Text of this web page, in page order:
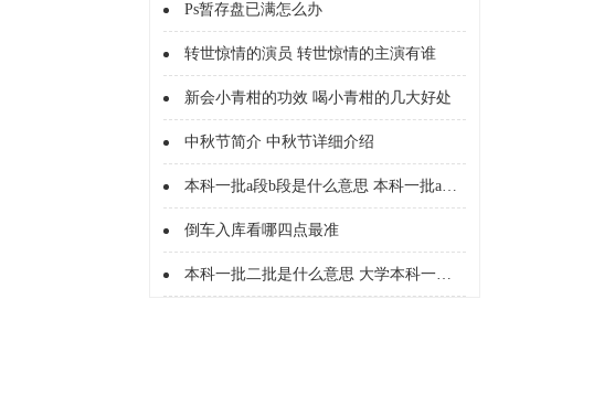
Ps暂存盘已满怎么办
转世惊情的演员 转世惊情的主演有谁
新会小青柑的功效 喝小青柑的几大好处
中秋节简介 中秋节详细介绍
本科一批a段b段是什么意思 本科一批a段b段什么意思
倒车入库看哪四点最准
本科一批二批是什么意思 大学本科一批二批是什么意思